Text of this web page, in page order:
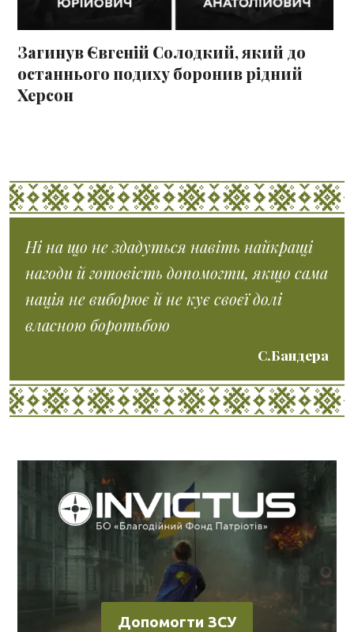
Загинув Євгеній Солодкий, який до
останнього подиху боронив рідний
Херсон
Ні на що не здадуться навіть найкращі
нагоди й готовість допомогти, якщо сама
нація не виборює й не кує своєї долі
власною боротьбою
С.Бандера
Допомогти ЗСУ